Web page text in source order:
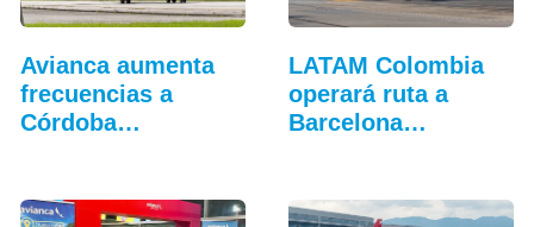
Avianca aumenta
frecuencias a
Córdoba
LATAM Colombia
operará ruta a
Barcelona